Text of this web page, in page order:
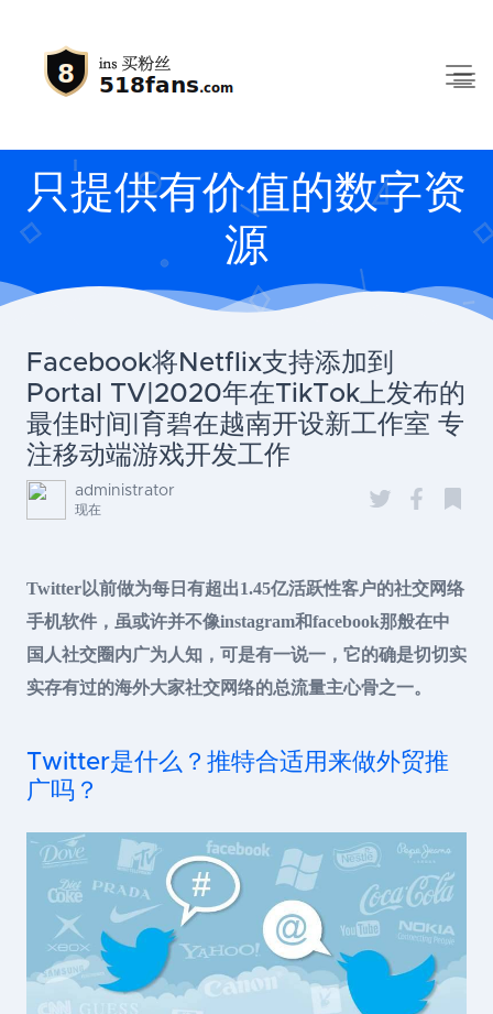
只提供有价值的数字资
源
Facebook将Netflix支持添加到
Portal TV|2020年在TikTok上发布的
最佳时间|育碧在越南开设新工作室 专
注移动端游戏开发工作
administrator
现在
Twitter以前做为每日有超出1.45亿活跃性客户的社交网络
手机软件，虽或许并不像instagram和facebook那般在中
国人社交圈内广为人知，可是有一说一，它的确是切切实
实存有过的海外大家社交网络的总流量主心骨之一。
Twitter是什么？推特合适用来做外贸推
广吗？